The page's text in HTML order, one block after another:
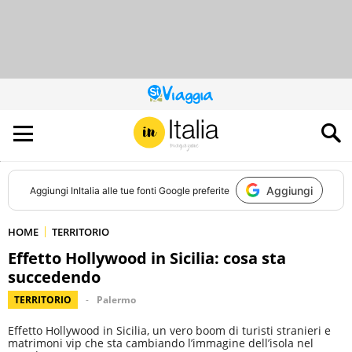
QUESTO
SITO
CONTRIBUISCE
ALL’AUDIENCE
DI
Aggiungi InItalia alle tue fonti Google preferite Aggiungi
HOME TERRITORIO
Effetto Hollywood in Sicilia: cosa sta
succedendo
TERRITORIO Palermo
Effetto Hollywood in Sicilia, un vero boom di turisti stranieri e
matrimoni vip che sta cambiando l’immagine dell’isola nel